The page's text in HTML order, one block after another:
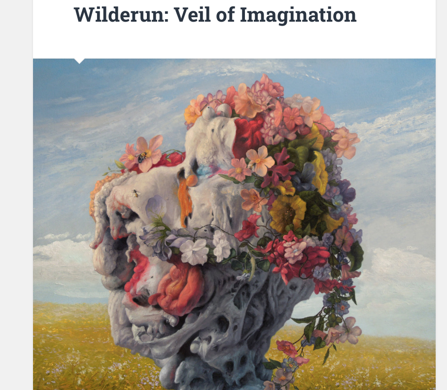
Wilderun: Veil of Imagination